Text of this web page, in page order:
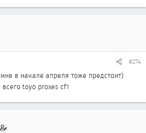
#274
в начале апреля тоже предстоит)
toyo proxes cf1